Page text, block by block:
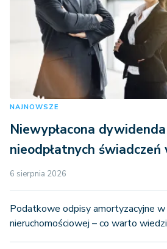
NAJNOWSZE
Niewypłacona
nieodpłatnych świadczeń
6 sierpnia 2026
Podatkowe odpisy amortyzacyjne w
nieruchomościowej – co warto